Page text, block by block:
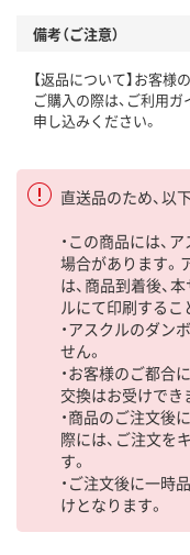
備考（ご注意）
【返品について】お客
ご購入の際は、ご利用ガ
申し込みください。
直送品のため、以
・この商品には、
場合があります。
は、商品到着後、
ルにて印刷するこ
・アスクルのダン
せん。
・お客様のご都合
交換はお受けでき
・商品のご注文後
際には、ご注文を
す。
・ご注文後に一時
けとなります。